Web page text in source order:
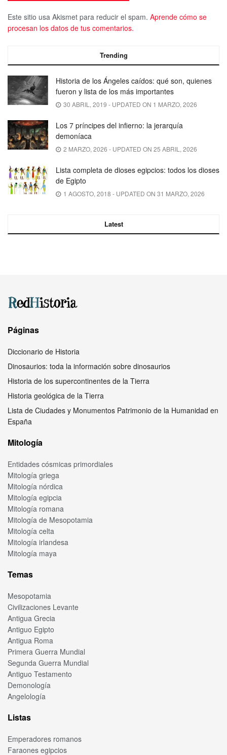
Este sitio usa Akismet para reducir el spam. Aprende cómo se
procesan los datos de tus comentarios.
Trending
Historia de los Ángeles caídos: qué son, quienes
fueron y lista de los más importantes
30 ABRIL, 2019 - UPDATED ON 1 MARZO, 2026
Los 7 príncipes del infierno: la jerarquía
demoníaca
2 MARZO, 2026 - UPDATED ON 25 ABRIL, 2026
Lista completa de dioses egipcios: todos los dioses
de Egipto
1 AGOSTO, 2018 - UPDATED ON 31 MARZO, 2026
Latest
Páginas
Diccionario de Historia
Dinosaurios: toda la información sobre dinosaurios
Historia de los supercontinentes de la Tierra
Historia geológica de la Tierra
Lista de Ciudades y Monumentos Patrimonio de la Humanidad en
España
Mitología
Entidades cósmicas primordiales
Mitología griega
Mitología nórdica
Mitología egipcia
Mitología romana
Mitología de Mesopotamia
Mitología celta
Mitología irlandesa
Mitología maya
Temas
Mesopotamia
Civilizaciones Levante
Antigua Grecia
Antiguo Egipto
Antigua Roma
Primera Guerra Mundial
Segunda Guerra Mundial
Antiguo Testamento
Demonología
Angelología
Listas
Emperadores romanos
Faraones egipcios